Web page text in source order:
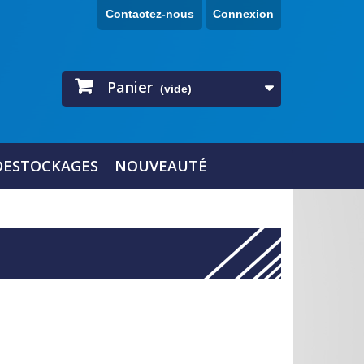
Connexion
Contactez-nous
Panier (vide)
NOUVEAUTÉ